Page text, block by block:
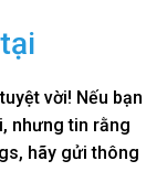
vời! Nếu bạn
nhưng tin rằng
hãy gửi thông